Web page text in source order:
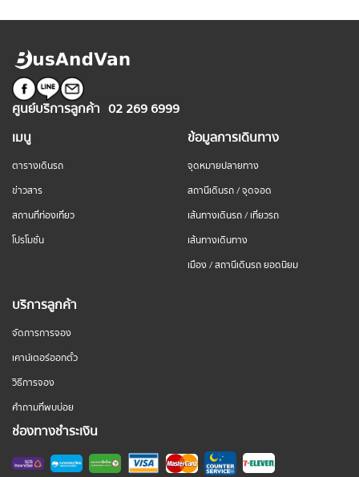
ศูนย์บริการลูกค้า 02 269 6999
เมนู
ตารางเดินรถ
ข่าวสาร
สถานที่ท่องเที่ยว
โปรโมชั่น
ข้อมูลการเดินทาง
จุดหมายปลายทาง
สถานีเดินรถ / จุดจอด
เส้นทางเดินรถ / เที่ยวรถ
เส้นทางเดินทาง
เมือง / สถานีเดินรถ ยอดนิยม
บริการลูกค้า
จัดการการจอง
เคาน์เตอร์ออกตั๋ว
วิธีการจอง
คำถามที่พบบ่อย
ช่องทางชำระเงิน